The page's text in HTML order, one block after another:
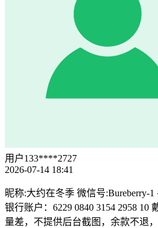
用户133****2727
2026-07-14 18:41
昵称:大约在冬季 微信号:Bureberry-1
银行账户：6229 0840 3154 2958 10
量差，不提供后台截图，余款不退